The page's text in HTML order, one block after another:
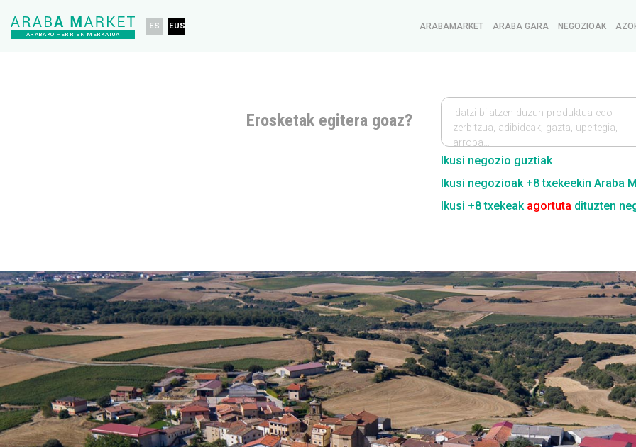
ARABAKO HERRIEN MERKATUA
ES EUS ARABAMARKET ARABA GARA NEGOZIOAK
Erosketak egitera goaz?
Idatzi bilatzen duzun produktua edo
zerbitzua, adibideak; gazta, upeltegia,
arropa…
Ikusi negozio guztiak
Ikusi negozioak +8 txekeekin Araba
Ikusi +8 txekeak agortuta dituzten